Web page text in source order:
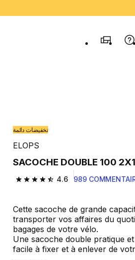
Magasins
تخفيضات دائمة
ELOPS
SACOCHE DOUBLE 100
4.6
4.6 out of 5 stars from 989
989
Cette sacoche de grande
transporter vos affaires du
bagages de votre vélo.
Une sacoche double pratique
facile à fixer et à enlever de